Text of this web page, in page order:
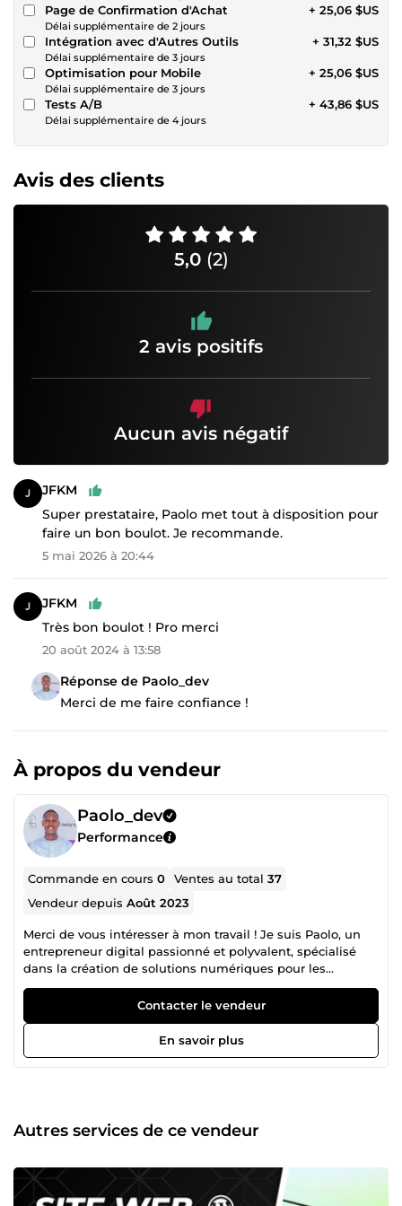
Page de Confirmation d'Achat
Délai supplémentaire de 2 jours
+ 25,06 $US
Intégration avec d'Autres Outils
Délai supplémentaire de 3 jours
+ 31,32 $US
Optimisation pour Mobile
Délai supplémentaire de 3 jours
+ 25,06 $US
Tests A/B
Délai supplémentaire de 4 jours
+ 43,86 $US
Avis des clients
5,0 (2)
2 avis positifs
Aucun avis négatif
JFKM
Super prestataire, Paolo met tout à disposition pour
faire un bon boulot. Je recommande.
5 mai 2026 à 20:44
JFKM
Très bon boulot ! Pro merci
20 août 2024 à 13:58
Réponse de Paolo_dev
Merci de me faire confiance !
À propos du vendeur
Paolo_dev
Performance
Commande en cours0 Ventes au total37
Vendeur depuisAoût 2023
Merci de vous intéresser à mon travail ! Je suis Paolo, un
entrepreneur digital passionné et polyvalent, spécialisé
dans la création de solutions numériques pour les
entreprises et les entrepreneurs. Avec plusieurs années
d'expérience en développement NoCode (notamment sur
Bubble ), marketing digital, et gestion de projet, j'aide mes
clients à atteindre leurs objectifs sans complexité inutile.
Ce que je peux faire pour vous : Créer des sites internet
adaptées à vos besoins spécifiques. Automatiser vos
processus grâce à des outils intelligents (Make, Zapier,
digital 360, incluant la publicité en ligne et la gestion des
réseaux sociaux. Convaincu que l'innovation est au cœur
Contacter le vendeur
En savoir plus
Autres services de ce vendeur